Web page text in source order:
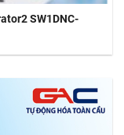
SW1DNC-